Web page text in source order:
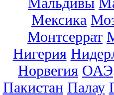
Мексика
Монтсеррат
Нигерия
Норвегия ОАЭ
Пакистан Палау